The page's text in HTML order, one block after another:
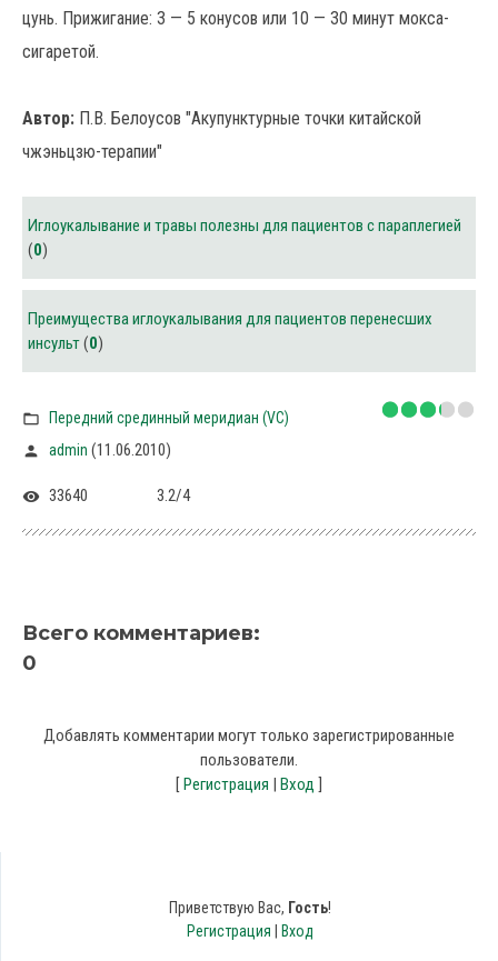
цунь. Прижигание: 3 — 5 конусов или 10 — 30 минут мокса-
сигаретой.
Автор: П.В. Белоусов "Акупунктурные точки китайской
чжэньцзю-терапии"
Иглоукалывание и травы полезны для пациентов с параплегией
(0)
Преимущества иглоукалывания для пациентов перенесших
инсульт(0)
Передний срединный меридиан (VC)
admin (11.06.2010)
33640 3.2/4
Всего комментариев:
0
Добавлять комментарии могут только зарегистрированные
пользователи.
[Регистрация | Вход ]
Приветствую Вас, Гость!
Регистрация
Вход